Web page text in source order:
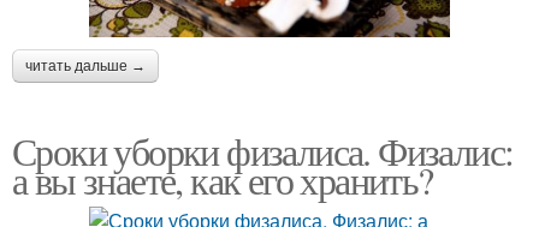
читать дальше →
Сроки уборки физалиса. Физалис:
а вы знаете, как его хранить?